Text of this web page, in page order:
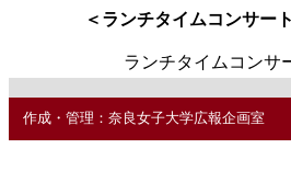
＜ランチタイムコンサー
ランチタイムコンサー
作成・管理：奈良女子大学広報企画室